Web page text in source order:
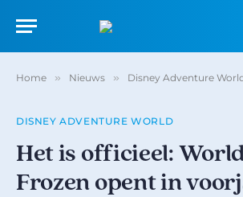
Home » Nieuws » Disney Adventure
DISNEY ADVENTURE WORLD
Het is officieel:
Frozen opent in